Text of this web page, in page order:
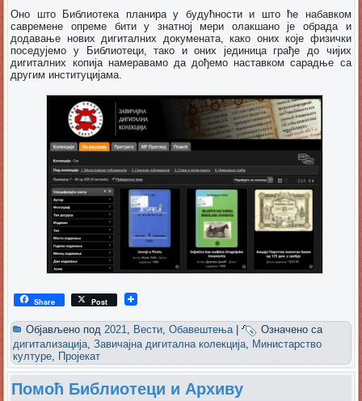
Оно што Библиотека планира у будућности и што ће набавком
савремене опреме бити у знатној мери олакшано је обрада и
додавање нових дигиталних докумената, како оних које физички
поседујемо у Библиотеци, тако и оних јединица грађе до чијих
дигиталних копија намеравамо да дођемо наставком сарадње са
другим институцијама.
Share Post
Објављено под 2021, Вести,Обавештења|
Означено са
дигитализација ,Завичајна дигитална колекција
Министарство
културе
Пројекат
Помоћ Библиотеци и Архиву